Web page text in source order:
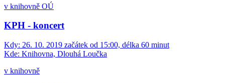
v knihovně OÚ
KPH - koncert
Kdy: 26. 10. 2019 začátek od 15:00, délka 60 minut
Kde: Knihovna, Dlouhá Loučka
v knihovně